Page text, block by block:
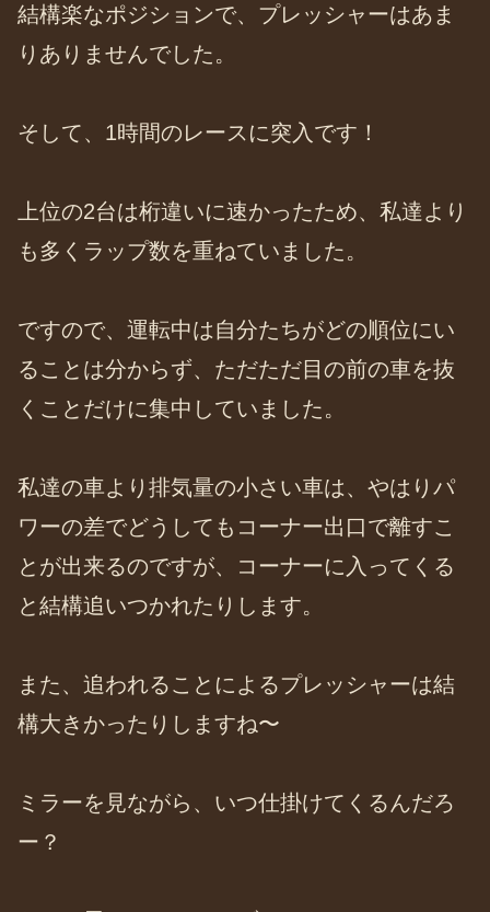
結構楽なポジションで、プレッシャーはあま
りありませんでした。
そして、1時間のレースに突入です！
上位の2台は桁違いに速かったため、私達より
も多くラップ数を重ねていました。
ですので、運転中は自分たちがどの順位にい
ることは分からず、ただただ目の前の車を抜
くことだけに集中していました。
私達の車より排気量の小さい車は、やはりパ
ワーの差でどうしてもコーナー出口で離すこ
とが出来るのですが、コーナーに入ってくる
と結構追いつかれたりします。
また、追われることによるプレッシャーは結
構大きかったりしますね〜
ミラーを見ながら、いつ仕掛けてくるんだろ
ー？